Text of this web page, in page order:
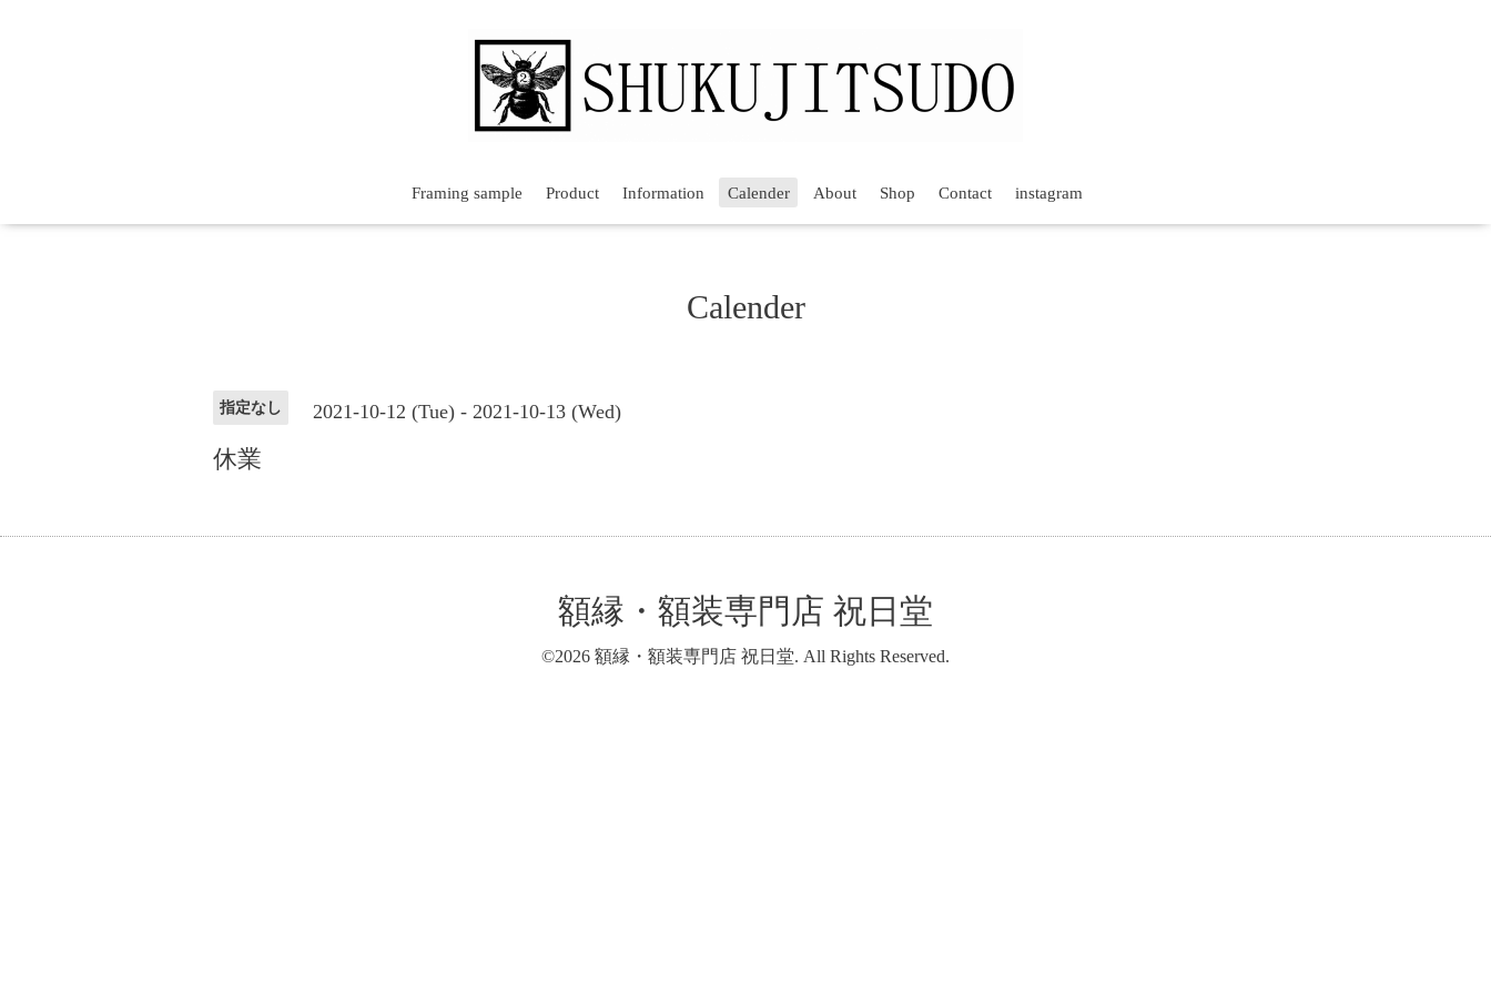
Framing sample Product Information Calender About Shop Contact instagram
Calender
指定なし 2021-10-12 (Tue) - 2021-10-13 (Wed)
休業
額縁・額装専門店 祝日堂
©2026 額縁・額装専門店 祝日堂. All Rights Reserved.